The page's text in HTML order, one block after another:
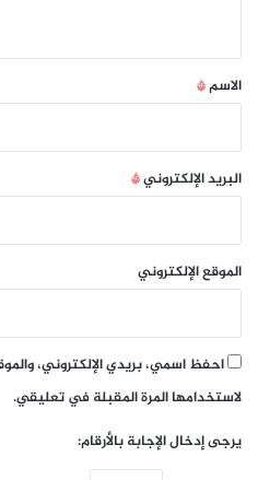
*
الاسم*
البريد الإلكتروني*
الموقع الإلكتروني
احفظ اسمي، بريدي الإلكتروني،
لاستخدامها المرة المقبلة في تعليقي.
يرجى إدخال الإجابة بالأرقام: